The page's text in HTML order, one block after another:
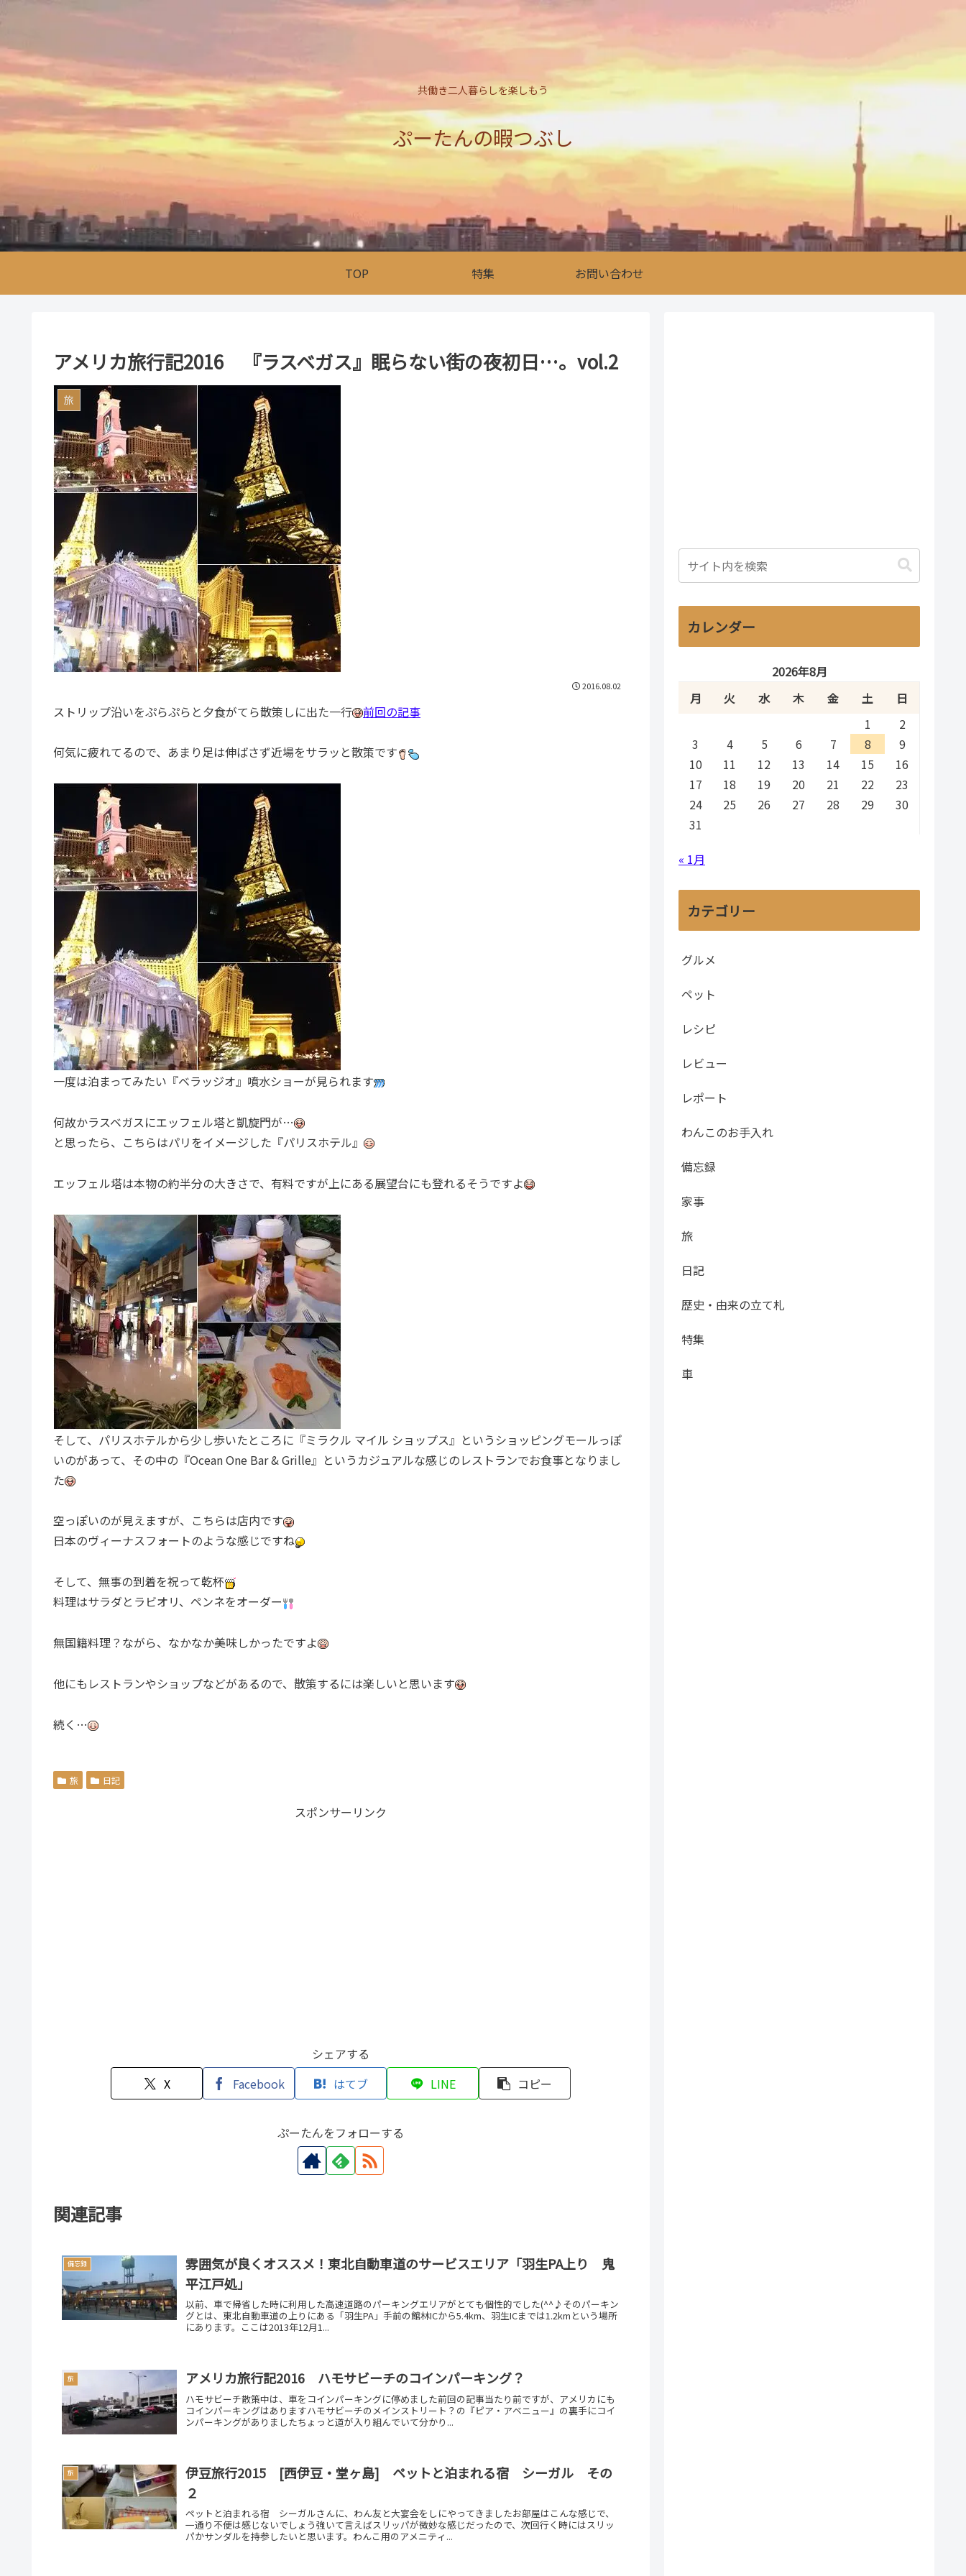
共働き二人暮らしを楽しもう
ぷーたんの暇つぶし
TOP 特集 お問い合わせ
アメリカ旅行記2016 『ラスベガス』眠らない街の夜初日…。vol.2
旅
2016.08.02
ストリップ沿いをぷらぷらと夕食がてら散策しに出た一行 前回の記事
何気に疲れてるので、あまり足は伸ばさず近場をサラッと散策です
一度は泊まってみたい『ベラッジオ』噴水ショーが見られます
何故かラスベガスにエッフェル塔と凱旋門が…
と思ったら、こちらはパリをイメージした『パリスホテル』
エッフェル塔は本物の約半分の大きさで、有料ですが上にある展望台にも登れるそうですよ
そして、パリスホテルから少し歩いたところに『ミラクル マイル ショップス』というショッピングモールっぽ
いのがあって、その中の『Ocean One Bar & Grille』というカジュアルな感じのレストランでお食事となりまし
た
空っぽいのが見えますが、こちらは店内です
日本のヴィーナスフォートのような感じですね
そして、無事の到着を祝って乾杯
料理はサラダとラビオリ、ペンネをオーダー
無国籍料理？ながら、なかなか美味しかったですよ
他にもレストランやショップなどがあるので、散策するには楽しいと思います
続く…
旅 日記
スポンサーリンク
シェアする
X
Facebook はてブ LINE コピー
ぷーたんをフォローする
関連記事
備忘録
雰囲気が良くオススメ！東北自動車道のサービスエリア「羽生PA上り 鬼
平江戸処」
以前、車で帰省した時に利用した高速道路のパーキングエリアがとても個性的でした(^^♪そのパーキン
グとは、東北自動車道の上りにある「羽生PA」手前の館林ICから5.4km、羽生ICまでは1.2kmという場所
にあります。ここは2013年12月1...
旅 アメリカ旅行記2016 ハモサビーチのコインパーキング？
ハモサビーチ散策中は、車をコインパーキングに停めました前回の記事当たり前ですが、アメリカにも
コインパーキングはありますハモサビーチのメインストリート？の『ピア・アベニュー』の裏手にコイ
ンパーキングがありましたちょっと道が入り組んでいて分かり...
旅
伊豆旅行2015 [西伊豆・堂ヶ島] ペットと泊まれる宿 シーガル その
２
ペットと泊まれる宿 シーガルさんに、わん友と大宴会をしにやってきましたお部屋はこんな感じで、
一通り不便は感じないでしょう強いて言えばスリッパが微妙な感じだったので、次回行く時にはスリッ
パかサンダルを持参したいと思います。わんこ用のアメニティ...
カレンダー
2026年8月
月
火 水 木 金 土
日
1
2
3
4 5 6 7 8
9
10
11 12 13 14 15
16
17
18 19 20 21 22
23
24
25 26 27 28 29
30
31
« 1月
カテゴリー
グルメ
ペット
レシピ
レビュー
レポート
わんこのお手入れ
備忘録
家事
旅
日記
歴史・由来の立て札
特集
車